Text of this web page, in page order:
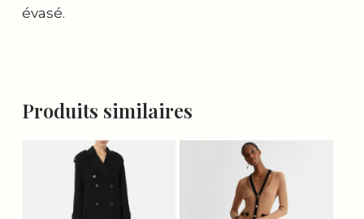
évasé.
Produits similaires